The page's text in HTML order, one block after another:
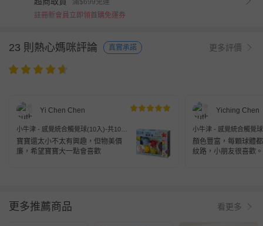
滿$699免運
註冊新會員立即領首購免運券
23 則熱心媽咪評論 真實承諾 更多評價
Yi Chen Chen
小牛津 - 感覺統合觸覺球(10入)-共10款
造型(盒裝)
寶寶還太小不太有興趣，但物美價
廉，希望寶寶大一點會喜歡
Yiching Chen
小牛津 - 感覺統合觸覺
造型(盒裝)
顏色豐富，每顆球體
紋路，小朋友很喜歡。
更多推薦商品 看更多